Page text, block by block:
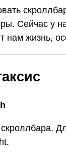
Сейчас у
нам жизнь,